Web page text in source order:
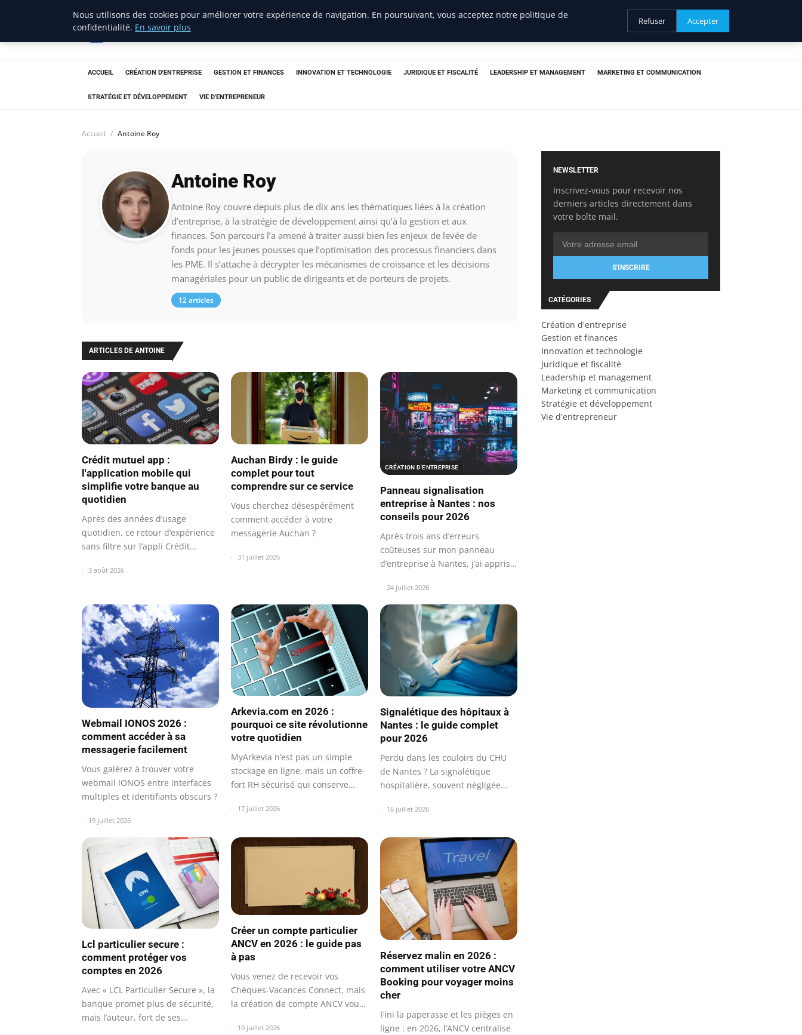
lostpages
ACCUEIL CRÉATION D'ENTREPRISE GESTION ET FINANCES INNOVATION ET TECHNOLOGIE JURIDIQUE ET FISCALITÉ LEADERSHIP ET MANAGEMENT MARKETING ET COMMUNICATION
STRATÉGIE ET DÉVELOPPEMENT VIE D'ENTREPRENEUR
Accueil Antoine Roy
Antoine Roy
Antoine Roy couvre depuis plus de dix ans les thématiques liées à la création
d’entreprise, à la stratégie de développement ainsi qu’à la gestion et aux
finances. Son parcours l’a amené à traiter aussi bien les enjeux de levée de
fonds pour les jeunes pousses que l’optimisation des processus financiers dans
les PME. Il s’attache à décrypter les mécanismes de croissance et les décisions
managériales pour un public de dirigeants et de porteurs de projets.
12 articles
ARTICLES DE ANTOINE
Crédit mutuel app :
l'application mobile qui
simplifie votre banque au
quotidien
Après des années d’usage
quotidien, ce retour d’expérience
sans filtre sur l’appli Crédit
3 août 2026
Auchan Birdy : le guide
complet pour tout
comprendre sur ce service
Vous cherchez désespérément
comment accéder à votre
messagerie Auchan ?
31 juillet 2026
CRÉATION D'ENTREPRISE
Panneau signalisation
entreprise à Nantes : nos
conseils pour 2026
Après trois ans d’erreurs
coûteuses sur mon panneau
d’entreprise à Nantes, j’ai appris à
24 juillet 2026
Webmail IONOS 2026 :
comment accéder à sa
messagerie facilement
Vous galérez à trouver votre
webmail IONOS entre interfaces
multiples et identifiants obscurs ?
19 juillet 2026
Arkevia.com en 2026 :
pourquoi ce site révolutionne
votre quotidien
MyArkevia n’est pas un simple
stockage en ligne, mais un coffre-
fort RH sécurisé qui conserve
17 juillet 2026
Signalétique des hôpitaux à
Nantes : le guide complet
pour 2026
Perdu dans les couloirs du CHU
de Nantes ? La signalétique
hospitalière, souvent négligée…
16 juillet 2026
Lcl particulier secure :
comment protéger vos
comptes en 2026
Avec « LCL Particulier Secure », la
banque promet plus de sécurité,
mais l’auteur, fort de ses…
Créer un compte particulier
ANCV en 2026 : le guide pas
à pas
Vous venez de recevoir vos
Chèques-Vacances Connect, mais
la création de compte ANCV vous
10 juillet 2026
Réservez malin en 2026 :
comment utiliser votre ANCV
Booking pour voyager moins
cher
Fini la paperasse et les pièges en
ligne : en 2026, l’ANCV centralise
NEWSLETTER
Inscrivez-vous pour recevoir nos
derniers articles directement dans
votre boîte mail.
S'INSCRIRE
CATÉGORIES
Création d'entreprise
Gestion et finances
Innovation et technologie
Juridique et fiscalité
Leadership et management
Marketing et communication
Stratégie et développement
Vie d'entrepreneur
Nous utilisons des cookies pour améliorer votre expérience de navigation. En poursuivant, vous acceptez notre politique de
confidentialité. En savoir plus
Refuser Accepter